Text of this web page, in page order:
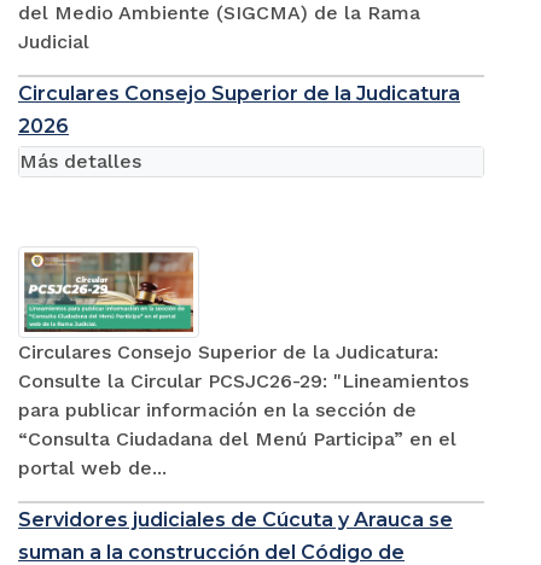
del Medio Ambiente (SIGCMA) de la Rama
Judicial
Circulares Consejo Superior de la Judicatura
2026
Circulares Consejo Superior de la Judicatura:
Consulte la Circular PCSJC26-29: "Lineamientos
para publicar información en la sección de
“Consulta Ciudadana del Menú Participa” en el
portal web de...
Más detalles
Servidores judiciales de Cúcuta y Arauca se
suman a la construcción del Código de